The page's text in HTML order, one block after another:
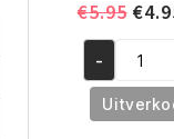
€5.95
was:
€
Parnevu
T-
Tree
-